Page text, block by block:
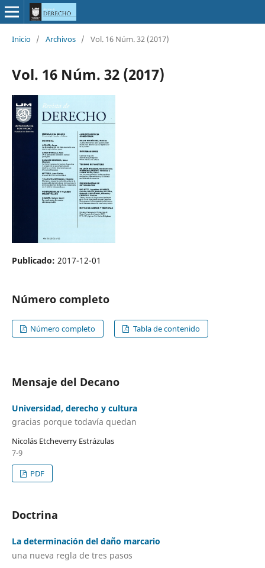
Inicio / Archivos / Vol. 16 Núm. 32 (2017)
Vol. 16 Núm. 32 (2017)
Publicado: 2017-12-01
Número completo
Número completo Tabla de contenido
Mensaje del Decano
Universidad, derecho y cultura
gracias porque todavía quedan
Nicolás Etcheverry Estrázulas
7-9
PDF
Doctrina
La determinación del daño marcario
una nueva regla de tres pasos